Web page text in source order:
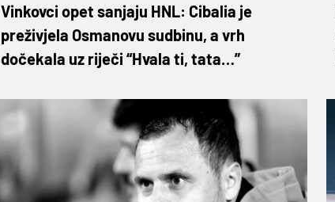
Vinkovci opet sanjaju HNL: Cibalia je
preživjela Osmanovu sudbinu, a vrh
dočekala uz riječi “Hvala ti, tata…”